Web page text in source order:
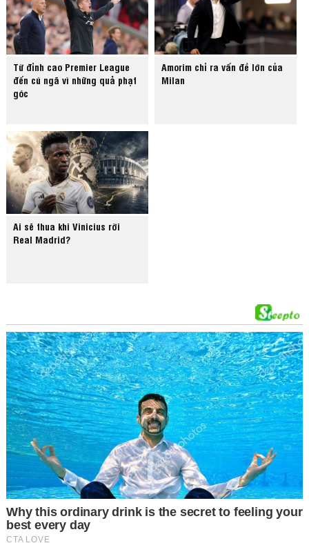
Từ đỉnh cao Premier League
đến cú ngã vì những quả phạt
góc
Amorim chỉ ra vấn đề lớn của
Milan
Ai sẽ thua khi Vinicius rời
Real Madrid?